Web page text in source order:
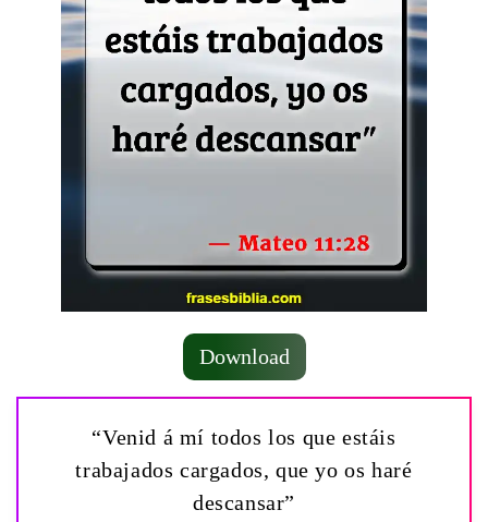
Download
“Venid á mí todos los que estáis
trabajados cargados, que yo os haré
descansar”